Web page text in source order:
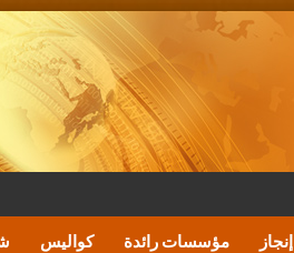
كواليس مؤسسات رائدة